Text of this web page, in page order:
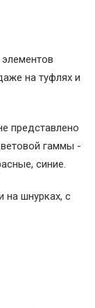
на туфлях и
представлено
гаммы -
синие.
на шнурках, с